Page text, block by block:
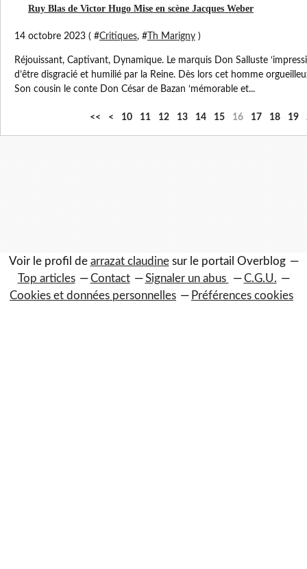
Ruy Blas de Victor Hugo Mise en scène Jacques Weber
14 octobre 2023 ( #Critiques, # Th Marigny )
Réjouissant, Captivant, Dynamique. Le marquis Don Salluste
d’être disgracié et humilié par la Reine. Dès lors cet homme
Son cousin le conte Don César de Bazan ‘mémorable et...
<< < 10 11 12 13 14 15 16 17 18 19
Voir le profil de arrazat claudinesur le portail Overblog
Top articles
Contact Signaler un abus
C.G.U.
Cookies et données personnelles
Préférences cookies